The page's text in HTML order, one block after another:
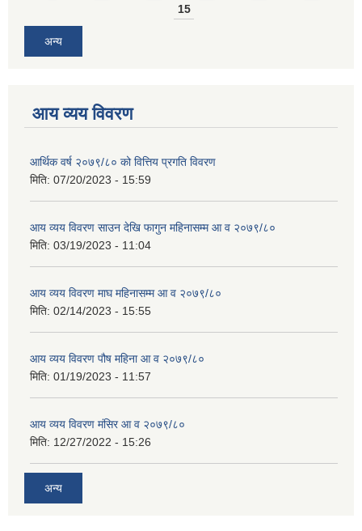
15
अन्य
आय व्यय विवरण
आर्थिक वर्ष २०७९/८० को वित्तिय प्रगति विवरण
मिति: 07/20/2023 - 15:59
आय व्यय विवरण साउन देखि फागुन महिनासम्म आ व २०७९/८०
मिति: 03/19/2023 - 11:04
आय व्यय विवरण माघ महिनासम्म आ व २०७९/८०
मिति: 02/14/2023 - 15:55
आय व्यय विवरण पौष महिना आ व २०७९/८०
मिति: 01/19/2023 - 11:57
आय व्यय विवरण मंसिर आ व २०७९/८०
मिति: 12/27/2022 - 15:26
अन्य